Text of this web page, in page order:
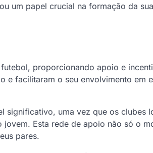
um papel crucial na formação da
proporcionando apoio e
e facilitaram o seu envolvimento em
significativo, uma vez que os clubes
Esta rede de apoio não só o
pares.